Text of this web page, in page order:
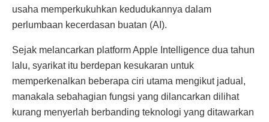
usaha memperkukuhkan kedudukannya dalam
perlumbaan kecerdasan buatan (AI).
Sejak melancarkan platform Apple Intelligence dua tahun
lalu, syarikat itu berdepan kesukaran untuk
memperkenalkan beberapa ciri utama mengikut jadual,
manakala sebahagian fungsi yang dilancarkan dilihat
kurang menyerlah berbanding teknologi yang ditawarkan